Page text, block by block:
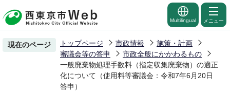
の
ー
Multilingual メニュー
現在のページ トップページ 市政情報
施策・計画
審議会等の答申
市政全般にかかわるもの
一般廃棄物処理手数料（指定収集廃棄物）の適正
化について（使用料等審議会：令和7年6月20日
答申）